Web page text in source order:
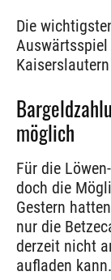
Die
Auswärtsspiel
Kaiserslautern
möglich
Für die
doch die
Gestern
nur die
derzeit nicht
aufladen